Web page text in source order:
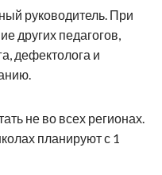
руководитель. При
других педагогов,
дефектолога и
не во всех регионах.
планируют с 1